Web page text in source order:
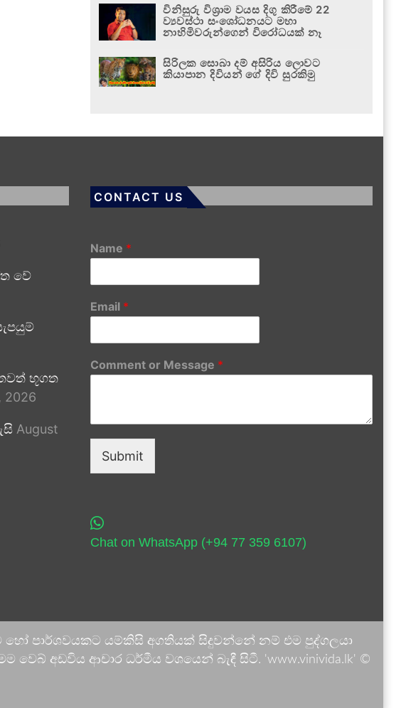
විනිසුරු විශ්‍රාම වයස දිගු කිරීමේ 22
ව්‍යවස්ථා සංශෝධනයට මහා
නාහිමිවරුන්ගෙන් විරෝධයක් නෑ
සිරිලක සොබා දම් අසිරිය ලොවට
කියාපාන දිවියන් ගේ දිවි සුරකිමු
වේ
භූගත
2026
August
CONTACT US
Name *
Email *
Comment or Message *
Submit
Chat on WhatsApp (+94 77 359 6107)
හෝ පාර්ශවයකට යම්කිසි අගතියක් සිදුවන්නේ නම් එම පුද්ගලයා
අඩවිය ආචාර ධර්මීය වශයෙන් බැඳී සිටී. 'www.vinivida.lk' ©